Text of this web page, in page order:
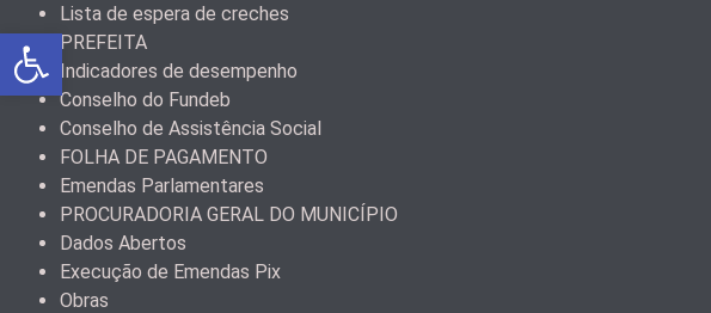
Lista de espera de creches
PREFEITA
Indicadores de desempenho
Conselho do Fundeb
Conselho de Assistência Social
FOLHA DE PAGAMENTO
Emendas Parlamentares
PROCURADORIA GERAL DO MUNICÍPIO
Dados Abertos
Execução de Emendas Pix
Obras
Abrir a barra de ferramentas